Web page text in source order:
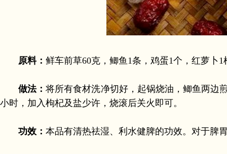
原料： 鲜车前草60克，鲫鱼1条，鸡蛋1个，红萝卜
做法：将所有食材洗净切好，起锅烧油，鲫鱼两边
小时，加入枸杞及盐少许，烧滚后关火即可。
功效： 本品有清热祛湿、利水健脾的功效。对于脾